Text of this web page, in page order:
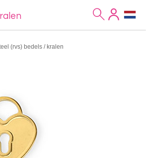
(rvs) bedels / kralen